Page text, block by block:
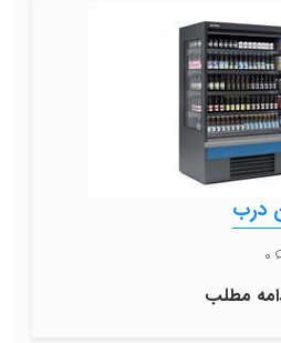
درب
مطلب